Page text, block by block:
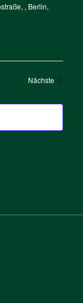
, Berlin,
Nächste